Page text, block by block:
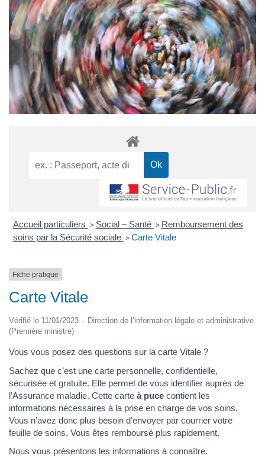
Accueil particuliers > Social – Santé > Remboursement des
soins par la Sécurité sociale > Carte Vitale
Fiche pratique
Carte Vitale
Vérifié le 11/01/2023 – Direction de l’information légale et administrative
(Première ministre)
Vous vous posez des questions sur la carte Vitale ?
Sachez que c’est une carte personnelle, confidentielle,
sécurisée et gratuite. Elle permet de vous identifier auprès de
l’Assurance maladie. Cette carte à puce contient les
informations nécessaires à la prise en charge de vos soins.
Vous n’avez donc plus besoin d’envoyer par courrier votre
feuille de soins. Vous êtes remboursé plus rapidement.
Nous vous présentons les informations à connaître.